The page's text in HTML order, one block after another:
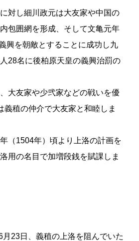
対し細川政元は大友家や中国の
包囲網を形成、そして文亀元年
興を朝敵とすることに成功し九
28名に後柏原天皇の義興治罰の
大友家や少弐家などの戦いを優
義稙の仲介で大友家と和睦しま
（1504年）頃より上洛の計画を
用の名目で加増段銭を賦課しま
23日、義稙の上洛を阻んでいた